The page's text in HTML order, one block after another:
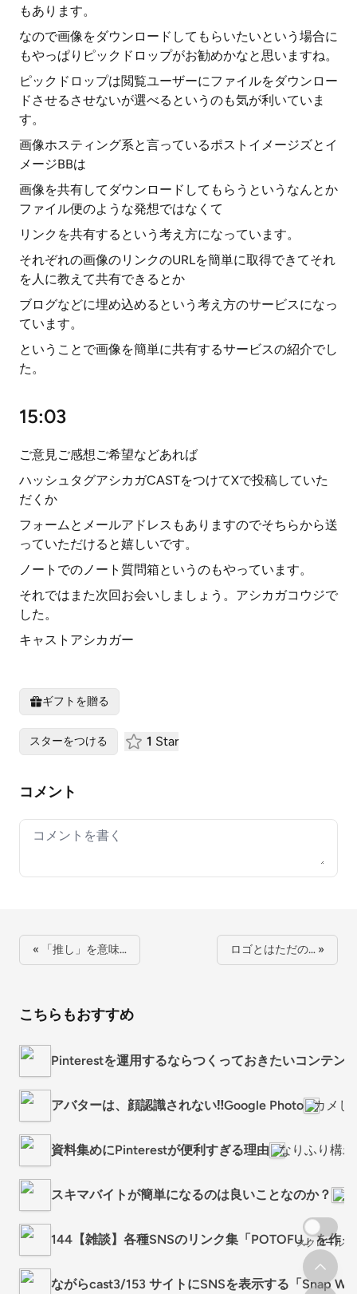
もあります。
なので画像をダウンロードしてもらいたいという場合に
もやっぱりピックドロップがお勧めかなと思いますね。
ピックドロップは閲覧ユーザーにファイルをダウンロー
ドさせるさせないが選べるというのも気が利いていま
す。
画像ホスティング系と言っているポストイメージズとイ
メージBBは
画像を共有してダウンロードしてもらうというなんとか
ファイル便のような発想ではなくて
リンクを共有するという考え方になっています。
それぞれの画像のリンクのURLを簡単に取得できてそれ
を人に教えて共有できるとか
ブログなどに埋め込めるという考え方のサービスになっ
ています。
ということで画像を簡単に共有するサービスの紹介でし
た。
15:03
ご意見ご感想ご希望などあれば
ハッシュタグアシカガCASTをつけてXで投稿していた
だくか
フォームとメールアドレスもありますのでそちらから送
っていただけると嬉しいです。
ノートでのノート質問箱というのもやっています。
それではまた次回お会いしましょう。アシカガコウジで
した。
キャストアシカガー
ギフトを贈る
スターをつける 1 Star
コメント
Your comment
« 「推し」を意味… ロゴとはただの… »
こちらもおすすめ
Pinterestを運用するならつくっておきたいコンテン
アバターは、顔認識されない‼Google Photo カメし
資料集めにPinterestが便利すぎる理由 なりふり構
スキマバイトが簡単になるのは良いことなのか？ メ
144【雑談】各種SNSのリンク集「POTOFU」を作
ながらcast3/153 サイトにSNSを表示する「Snap
スクロール